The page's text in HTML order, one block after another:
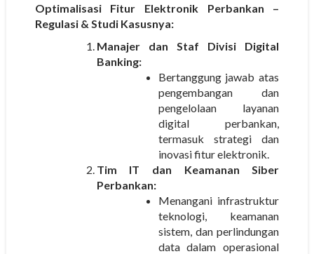
Optimalisasi Fitur Elektronik Perbankan –
Regulasi & Studi Kasusnya:
Manajer dan Staf Divisi Digital
Banking:
Bertanggung jawab atas
pengembangan dan
pengelolaan layanan
digital perbankan,
termasuk strategi dan
inovasi fitur elektronik.
Tim IT dan Keamanan Siber
Perbankan:
Menangani infrastruktur
teknologi, keamanan
sistem, dan perlindungan
data dalam operasional